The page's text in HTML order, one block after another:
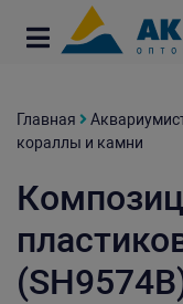
Главная
кораллы и камни